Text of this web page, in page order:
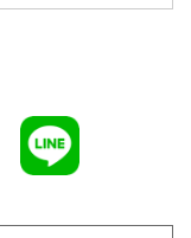
198円